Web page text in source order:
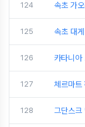
124 속초 가
125 속초 대
126 카타니
127 체르마트
128 그단스